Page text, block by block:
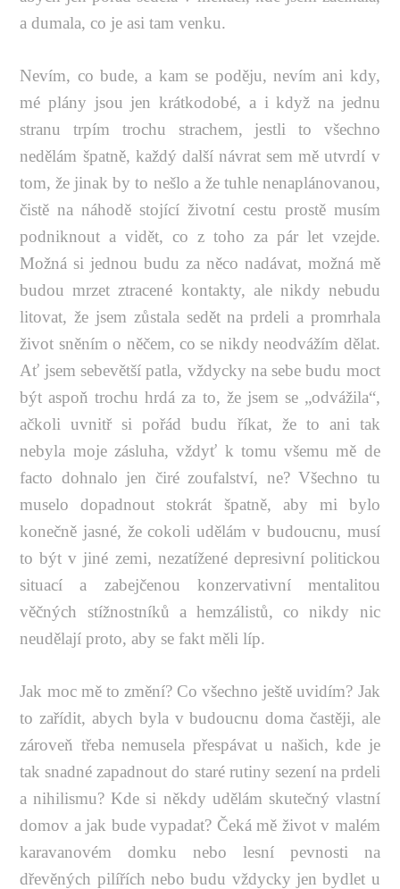
a dumala, co je asi tam venku.
Nevím, co bude, a kam se poděju, nevím ani kdy,
mé plány jsou jen krátkodobé, a i když na jednu
stranu trpím trochu strachem, jestli to všechno
nedělám špatně, každý další návrat sem mě utvrdí v
tom, že jinak by to nešlo a že tuhle nenaplánovanou,
čistě na náhodě stojící životní cestu prostě musím
podniknout a vidět, co z toho za pár let vzejde.
Možná si jednou budu za něco nadávat, možná mě
budou mrzet ztracené kontakty, ale nikdy nebudu
litovat, že jsem zůstala sedět na prdeli a promrhala
život sněním o něčem, co se nikdy neodvážím dělat.
Ať jsem sebevětší patla, vždycky na sebe budu moct
být aspoň trochu hrdá za to, že jsem se „odvážila“,
ačkoli uvnitř si pořád budu říkat, že to ani tak
nebyla moje zásluha, vždyť k tomu všemu mě de
facto dohnalo jen čiré zoufalství, ne? Všechno tu
muselo dopadnout stokrát špatně, aby mi bylo
konečně jasné, že cokoli udělám v budoucnu, musí
to být v jiné zemi, nezatížené depresivní politickou
situací a zabejčenou konzervativní mentalitou
věčných stížnostníků a hemzálistů, co nikdy nic
neudělají proto, aby se fakt měli líp.
Jak moc mě to změní? Co všechno ještě uvidím? Jak
to zařídit, abych byla v budoucnu doma častěji, ale
zároveň třeba nemusela přespávat u našich, kde je
tak snadné zapadnout do staré rutiny sezení na prdeli
a nihilismu? Kde si někdy udělám skutečný vlastní
domov a jak bude vypadat? Čeká mě život v malém
karavanovém domku nebo lesní pevnosti na
dřevěných pilířích nebo budu vždycky jen bydlet u